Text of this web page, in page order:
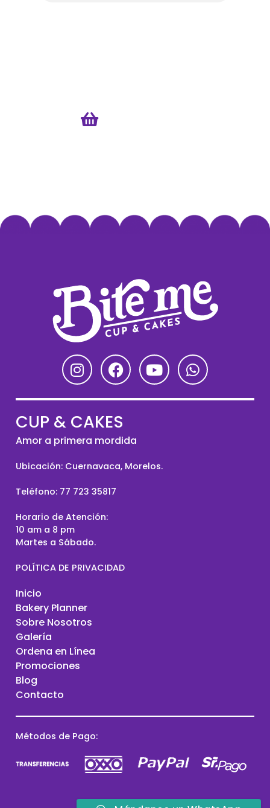
CUP & CAKES
Amor a primera mordida
Ubicación: Cuernavaca, Morelos.
Teléfono: 77 723 35817
Horario de Atención:
10 am a 8 pm
Martes a Sábado.
POLÍTICA DE PRIVACIDAD
Inicio
Bakery Planner
Sobre Nosotros
Galería
Ordena en Línea
Promociones
Blog
Contacto
Métodos de Pago: